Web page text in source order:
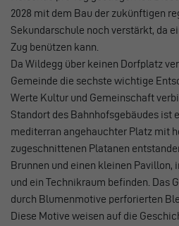
2028 mit dem Bau der zukünftigen
Sekundarschule noch verstärkt, da
Zug benützen kann.
Da Wildegg über keinen Dorfplatz
Gemeinde die sechste wichtige
Werte Kultur und Gemeinschaft
Standort des Bahnhofsgebäudes ist
mediterran angehauchter Platz mit
zugeschnittenen Platanen
Brunnen und einen kleinen Pavillon,
und ein Technikraum befinden. Das
durch Blumenmotive perforierten
Diese Motive weisen auf die